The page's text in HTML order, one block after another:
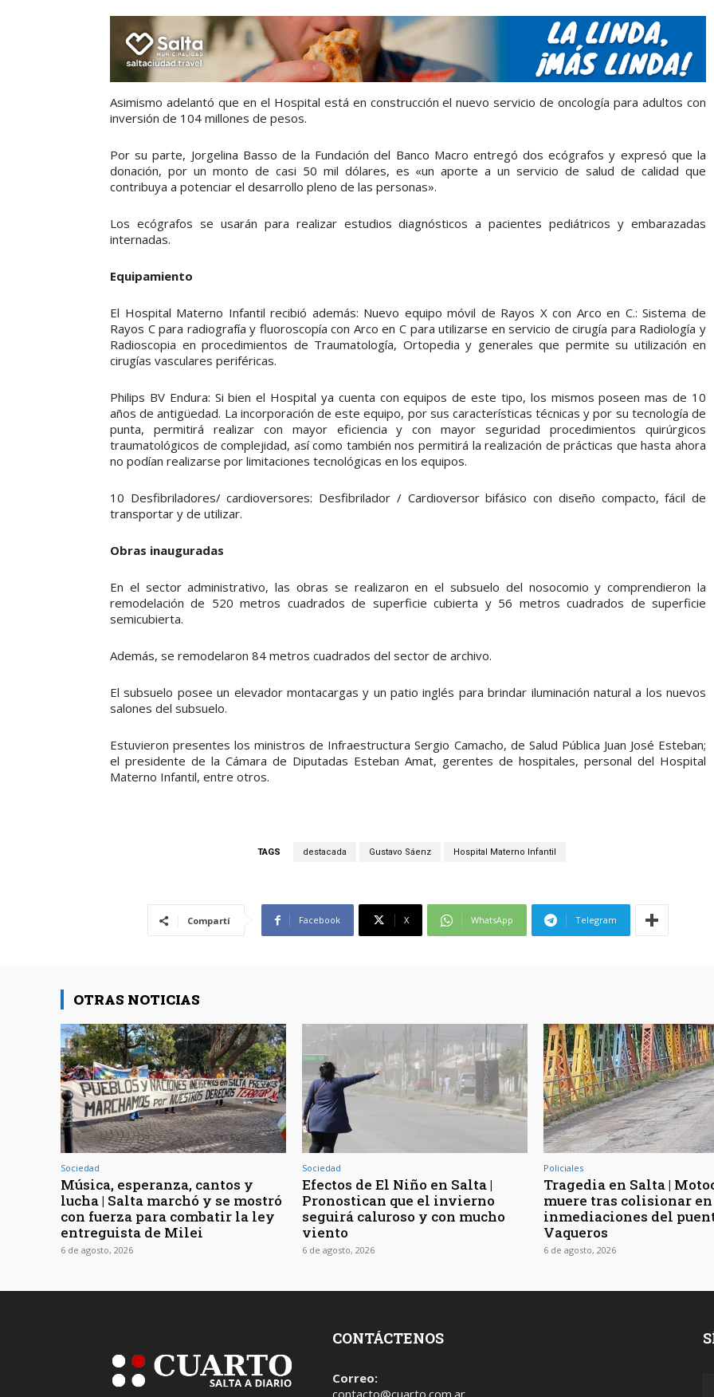
Asimismo adelantó que en el Hospital está en construcción el nuevo servicio de oncología para adultos con
inversión de 104 millones de pesos.
Por su parte, Jorgelina Basso de la Fundación del Banco Macro entregó dos ecógrafos y expresó que la
donación, por un monto de casi 50 mil dólares, es «un aporte a un servicio de salud de calidad que
contribuya a potenciar el desarrollo pleno de las personas».
Los ecógrafos se usarán para realizar estudios diagnósticos a pacientes pediátricos y embarazadas
internadas.
Equipamiento
El Hospital Materno Infantil recibió además: Nuevo equipo móvil de Rayos X con Arco en C.: Sistema de
Rayos C para radiografía y fluoroscopía con Arco en C para utilizarse en servicio de cirugía para Radiología y
Radioscopia en procedimientos de Traumatología, Ortopedia y generales que permite su utilización en
cirugías vasculares periféricas.
Philips BV Endura: Si bien el Hospital ya cuenta con equipos de este tipo, los mismos poseen mas de 10
años de antigüedad. La incorporación de este equipo, por sus características técnicas y por su tecnología de
punta, permitirá realizar con mayor eficiencia y con mayor seguridad procedimientos quirúrgicos
traumatológicos de complejidad, así como también nos permitirá la realización de prácticas que hasta ahora
no podían realizarse por limitaciones tecnológicas en los equipos.
10 Desfibriladores/ cardioversores: Desfibrilador / Cardioversor bifásico con diseño compacto, fácil de
transportar y de utilizar.
Obras inauguradas
En el sector administrativo, las obras se realizaron en el subsuelo del nosocomio y comprendieron la
remodelación de 520 metros cuadrados de superficie cubierta y 56 metros cuadrados de superficie
semicubierta.
Además, se remodelaron 84 metros cuadrados del sector de archivo.
El subsuelo posee un elevador montacargas y un patio inglés para brindar iluminación natural a los nuevos
salones del subsuelo.
Estuvieron presentes los ministros de Infraestructura Sergio Camacho, de Salud Pública Juan José Esteban;
el presidente de la Cámara de Diputadas Esteban Amat, gerentes de hospitales, personal del Hospital
Materno Infantil, entre otros.
TAGS destacada Gustavo Sáenz Hospital Materno Infantil
Compartí Facebook X WhatsApp Telegram
OTRAS NOTICIAS
Sociedad
Música, esperanza, cantos y
lucha | Salta marchó y se mostró
con fuerza para combatir la ley
entreguista de Milei
6 de agosto, 2026
Sociedad
Efectos de El Niño en Salta |
Pronostican que el invierno
seguirá caluroso y con mucho
viento
6 de agosto, 2026
Policiales
Tragedia en Salta |
muere tras colisionar en
inmediaciones del
Vaqueros
6 de agosto, 2026
CONTÁCTENOS
Correo:
contacto@cuarto.com.ar